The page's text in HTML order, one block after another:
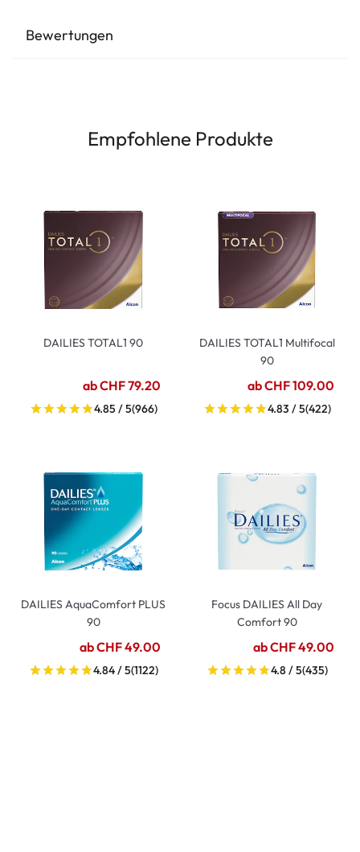
Bewertungen
Empfohlene Produkte
DAILIES TOTAL1 90
ab CHF 79.20
4.85 / 5(966)
DAILIES TOTAL1 Multifocal
90
ab CHF 109.00
4.83 / 5(422)
DAILIES AquaComfort PLUS
90
ab CHF 49.00
4.84 / 5(1122)
Focus DAILIES All Day
Comfort 90
ab CHF 49.00
4.8 / 5(435)